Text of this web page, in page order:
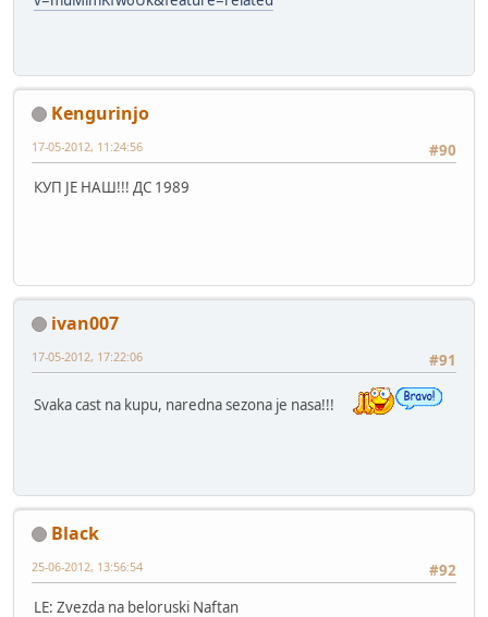
Kengurinjo
#90
17-05-2012, 11:24:56
КУП ЈЕ НАШ!!! ДС 1989
ivan007
#91
17-05-2012, 17:22:06
Svaka cast na kupu, naredna sezona je nasa!!!
Black
#92
25-06-2012, 13:56:54
LE: Zvezda na beloruski Naftan